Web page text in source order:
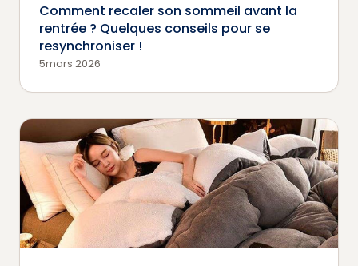
Comment recaler son sommeil avant la
rentrée ? Quelques conseils pour se
resynchroniser !
5mars 2026